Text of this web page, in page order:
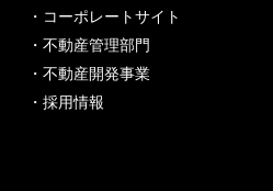
・コーポレートサイト
・不動産管理部門
・不動産開発事業
・採用情報